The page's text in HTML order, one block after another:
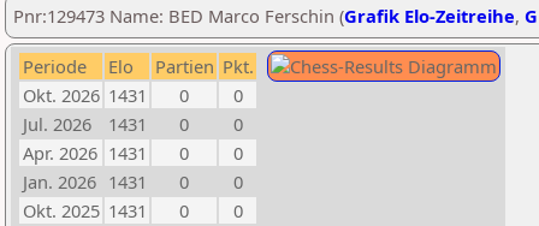
Pnr:129473 Name: BED Marco Ferschin (Grafik Elo-Zeitreihe,
Periode Elo Partien Pkt.
Okt. 2026 1431 0
0
Jul. 2026
1431 0
0
Apr. 2026 1431 0
0
Jan. 2026 1431 0
0
Okt. 2025 1431 0
0